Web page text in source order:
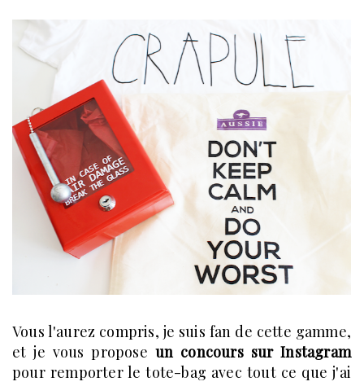
Vous l'aurez compris, je suis fan de cette gamme,
et je vous propose un concours sur Instagram
pour remporter le tote-bag avec tout ce que j'ai